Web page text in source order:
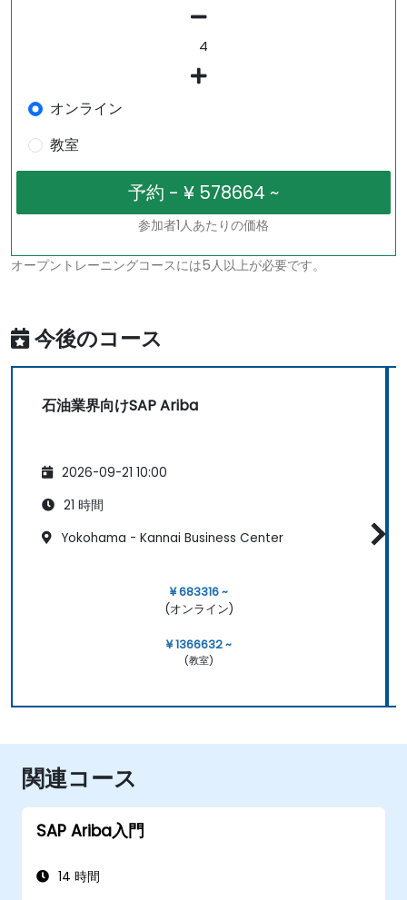
オンライン
教室
参加者1人あたりの価格
オープントレーニングコースには5人以上が必要です。
今後のコース
石油業界向けSAP Ariba
2026-09-21 10:00
21 時間
Yokohama - Kannai Business Center
¥ 683316 ~
(オンライン)
¥ 1366632 ~
(教室)
関連コース
SAP Ariba入門
14 時間